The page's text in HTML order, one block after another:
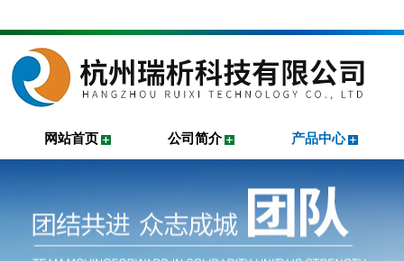
网站首页 公司简介 产品中心